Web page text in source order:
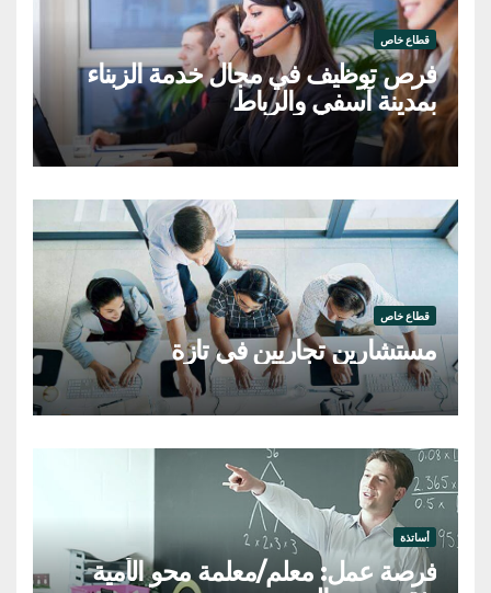
قطاع خاص
فرص توظيف في مجال خدمة الزبناء
بمدينة آسفي والرباط
قطاع خاص
مستشارين تجاريين في تازة
أساتذة
فرصة عمل: معلم/معلمة محو الأمية